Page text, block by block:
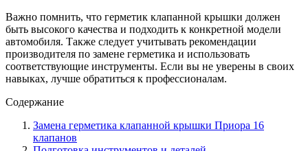
Важно помнить, что герметик клапанной крышки должен
быть высокого качества и подходить к конкретной модели
автомобиля. Также следует учитывать рекомендации
производителя по замене герметика и использовать
соответствующие инструменты. Если вы не уверены в своих
навыках, лучше обратиться к профессионалам.
Содержание
Замена герметика клапанной крышки Приора 16
клапанов